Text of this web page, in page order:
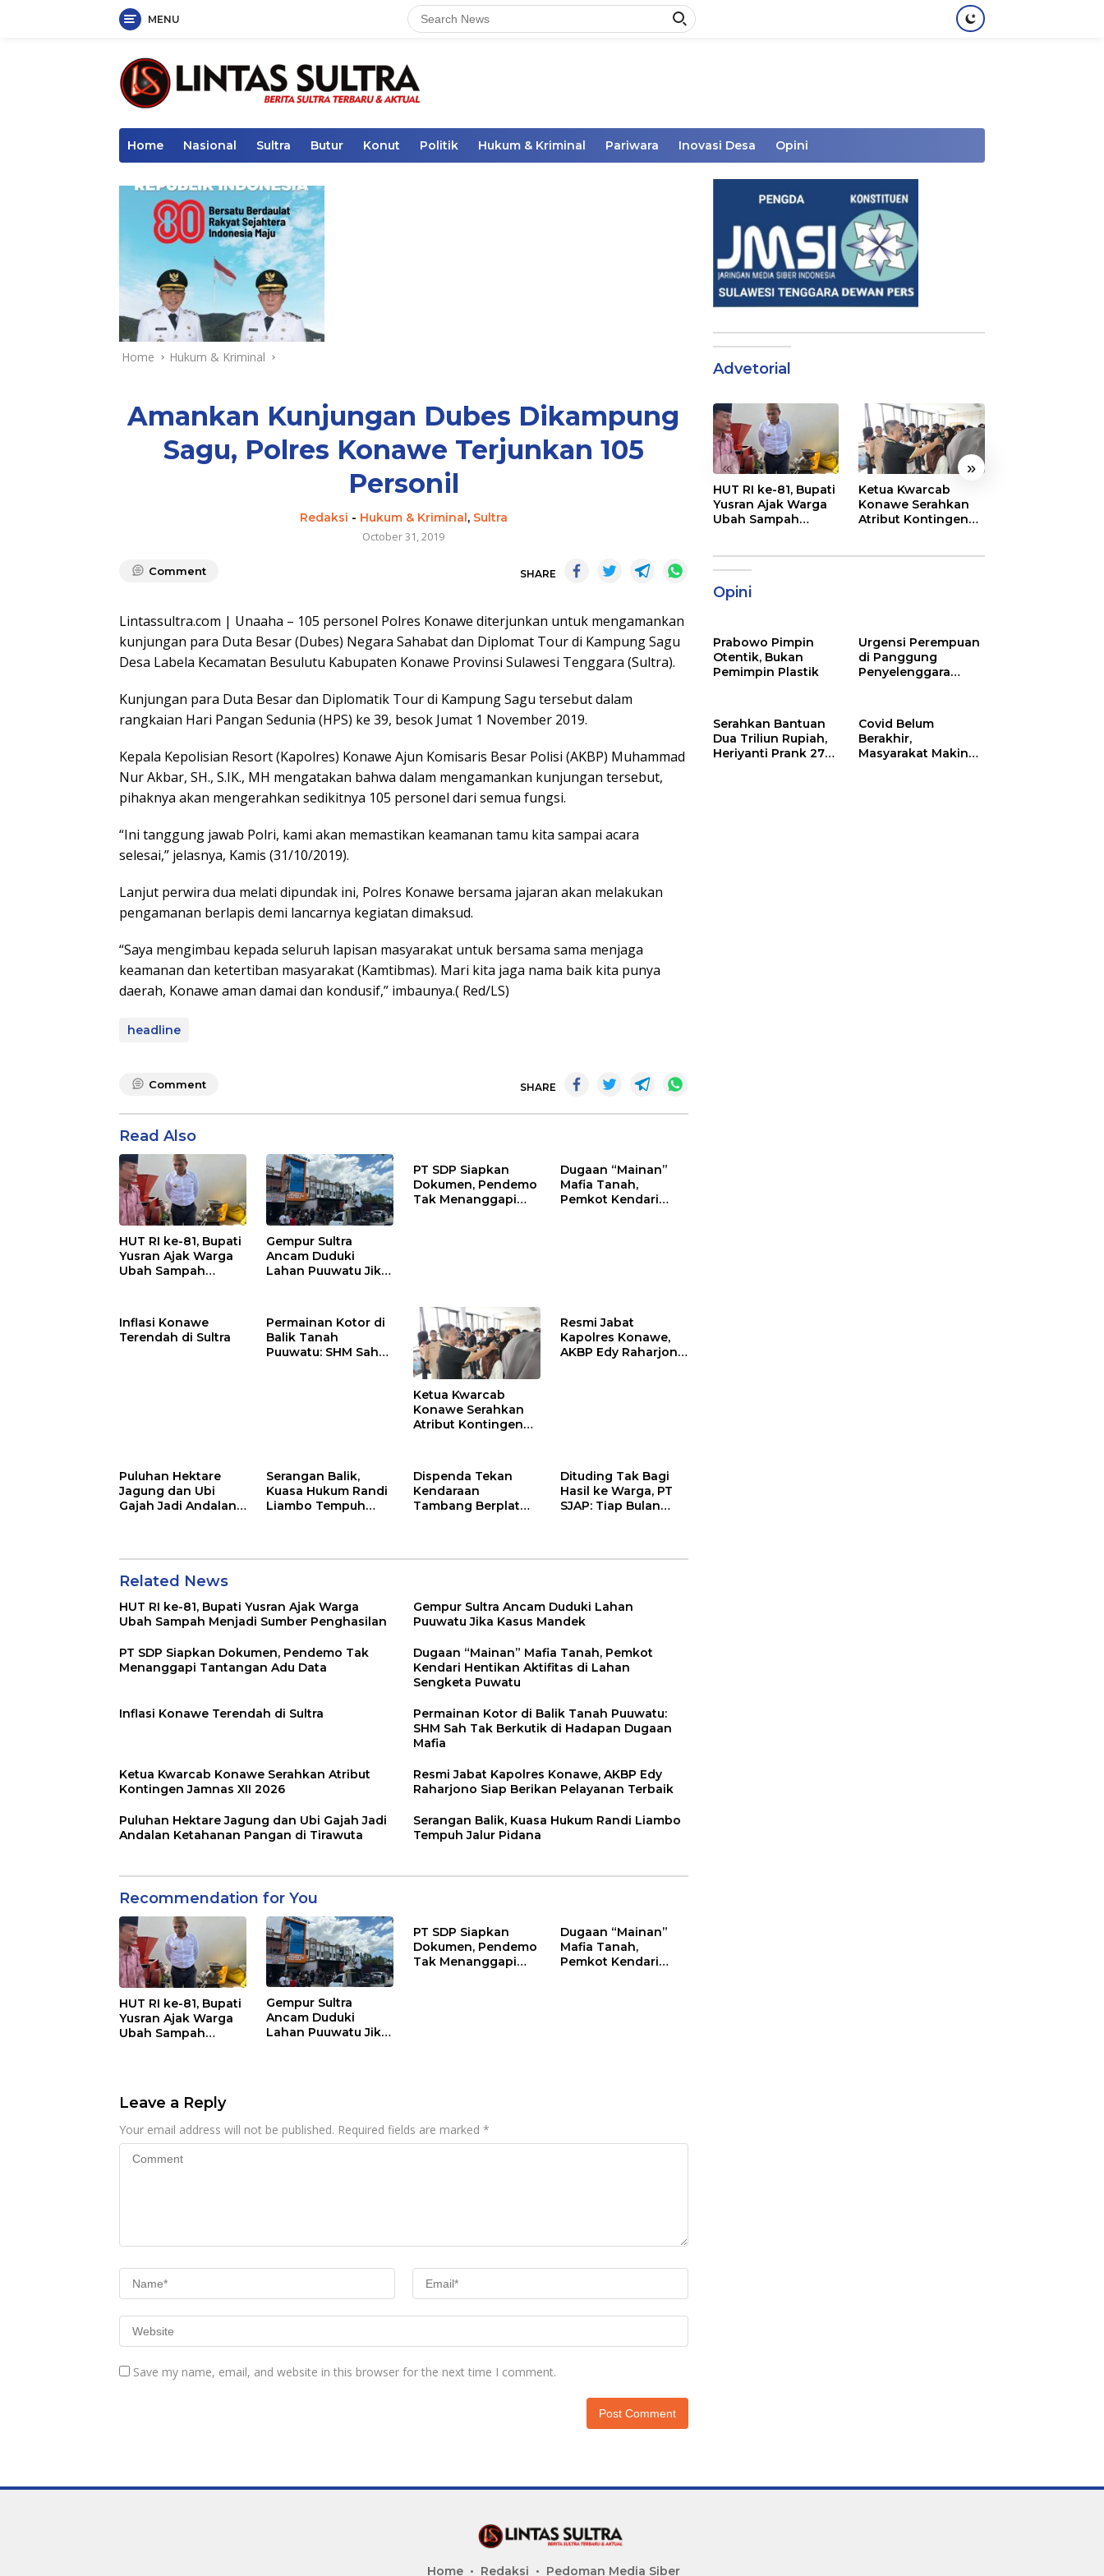
MENU
Home Nasional Sultra Butur Konut Politik Hukum & Kriminal Pariwara Inovasi Desa Opini
Home Hukum & Kriminal
Amankan Kunjungan Dubes Dikampung
Sagu, Polres Konawe Terjunkan 105
Personil
Redaksi - Hukum & Kriminal, Sultra
October 31, 2019
Comment SHARE
Lintassultra.com | Unaaha – 105 personel Polres Konawe diterjunkan untuk mengamankan
kunjungan para Duta Besar (Dubes) Negara Sahabat dan Diplomat Tour di Kampung Sagu
Desa Labela Kecamatan Besulutu Kabupaten Konawe Provinsi Sulawesi Tenggara (Sultra).
Kunjungan para Duta Besar dan Diplomatik Tour di Kampung Sagu tersebut dalam
rangkaian Hari Pangan Sedunia (HPS) ke 39, besok Jumat 1 November 2019.
Kepala Kepolisian Resort (Kapolres) Konawe Ajun Komisaris Besar Polisi (AKBP) Muhammad
Nur Akbar, SH., S.IK., MH mengatakan bahwa dalam mengamankan kunjungan tersebut,
pihaknya akan mengerahkan sedikitnya 105 personel dari semua fungsi.
“Ini tanggung jawab Polri, kami akan memastikan keamanan tamu kita sampai acara
selesai,” jelasnya, Kamis (31/10/2019).
Lanjut perwira dua melati dipundak ini, Polres Konawe bersama jajaran akan melakukan
pengamanan berlapis demi lancarnya kegiatan dimaksud.
“Saya mengimbau kepada seluruh lapisan masyarakat untuk bersama sama menjaga
keamanan dan ketertiban masyarakat (Kamtibmas). Mari kita jaga nama baik kita punya
daerah, Konawe aman damai dan kondusif,” imbaunya.( Red/LS)
headline
Comment SHARE
Read Also
HUT RI ke-81, Bupati
Yusran Ajak Warga
Ubah Sampah
Gempur Sultra
Ancam Duduki
Lahan Puuwatu Jika
PT SDP Siapkan
Dokumen, Pendemo
Tak Menanggapi
Dugaan “Mainan”
Mafia Tanah,
Pemkot Kendari
Inflasi Konawe
Terendah di Sultra
Permainan Kotor di
Balik Tanah
Puuwatu: SHM Sah
Ketua Kwarcab
Konawe Serahkan
Atribut Kontingen
Resmi Jabat
Kapolres Konawe,
AKBP Edy Raharjono
Puluhan Hektare
Jagung dan Ubi
Gajah Jadi Andalan
Serangan Balik,
Kuasa Hukum Randi
Liambo Tempuh
Dispenda Tekan
Kendaraan
Tambang Berplat
Dituding Tak Bagi
Hasil ke Warga, PT
SJAP: Tiap Bulan
Related News
HUT RI ke-81, Bupati Yusran Ajak Warga
Ubah Sampah Menjadi Sumber Penghasilan
Gempur Sultra Ancam Duduki Lahan
Puuwatu Jika Kasus Mandek
PT SDP Siapkan Dokumen, Pendemo Tak
Menanggapi Tantangan Adu Data
Dugaan “Mainan” Mafia Tanah, Pemkot
Kendari Hentikan Aktifitas di Lahan
Sengketa Puwatu
Inflasi Konawe Terendah di Sultra
Permainan Kotor di Balik Tanah Puuwatu:
SHM Sah Tak Berkutik di Hadapan Dugaan
Mafia
Ketua Kwarcab Konawe Serahkan Atribut
Kontingen Jamnas XII 2026
Resmi Jabat Kapolres Konawe, AKBP Edy
Raharjono Siap Berikan Pelayanan Terbaik
Puluhan Hektare Jagung dan Ubi Gajah Jadi
Andalan Ketahanan Pangan di Tirawuta
Serangan Balik, Kuasa Hukum Randi Liambo
Tempuh Jalur Pidana
Recommendation for You
HUT RI ke-81, Bupati
Yusran Ajak Warga
Ubah Sampah
Gempur Sultra
Ancam Duduki
Lahan Puuwatu Jika
PT SDP Siapkan
Dokumen, Pendemo
Tak Menanggapi
Dugaan “Mainan”
Mafia Tanah,
Pemkot Kendari
Leave a Reply
Your email address will not be published. Required fields are marked *
Save my name, email, and website in this browser for the next time I comment.
Advetorial
« »
HUT RI ke-81, Bupati
Yusran Ajak Warga
Ubah Sampah
Ketua Kwarcab
Konawe Serahkan
Atribut Kontingen
Opini
Prabowo Pimpin
Otentik, Bukan
Pemimpin Plastik
Urgensi Perempuan
di Panggung
Penyelenggara
Serahkan Bantuan
Dua Triliun Rupiah,
Heriyanti Prank 270
Covid Belum
Berakhir,
Masyarakat Makin
Home Redaksi Pedoman Media Siber